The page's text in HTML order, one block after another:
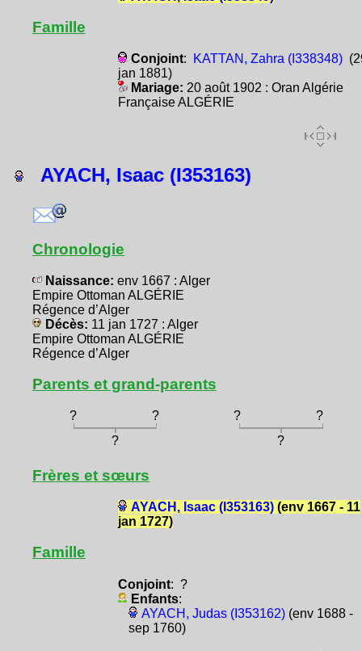
Famille
Conjoint: KATTAN, Zahra (I338348)
jan 1881)
Mariage: 20 août 1902 : Oran Algérie
Française ALGÉRIE
AYACH, Isaac (I353163)
Chronologie
Naissance: env 1667 : Alger
Empire Ottoman ALGÉRIE
Régence d’Alger
Décès: 11 jan 1727 : Alger
Empire Ottoman ALGÉRIE
Régence d’Alger
Parents et grand-parents
? ? ?
?
?
?
Frères et sœurs
AYACH, Isaac (I353163)(env 1667 - 11
jan 1727)
Famille
Conjoint: ?
Enfants:
AYACH, Judas (I353162)(env 1688 -
sep 1760)